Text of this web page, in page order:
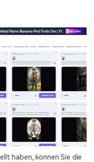
haben, können Sie die